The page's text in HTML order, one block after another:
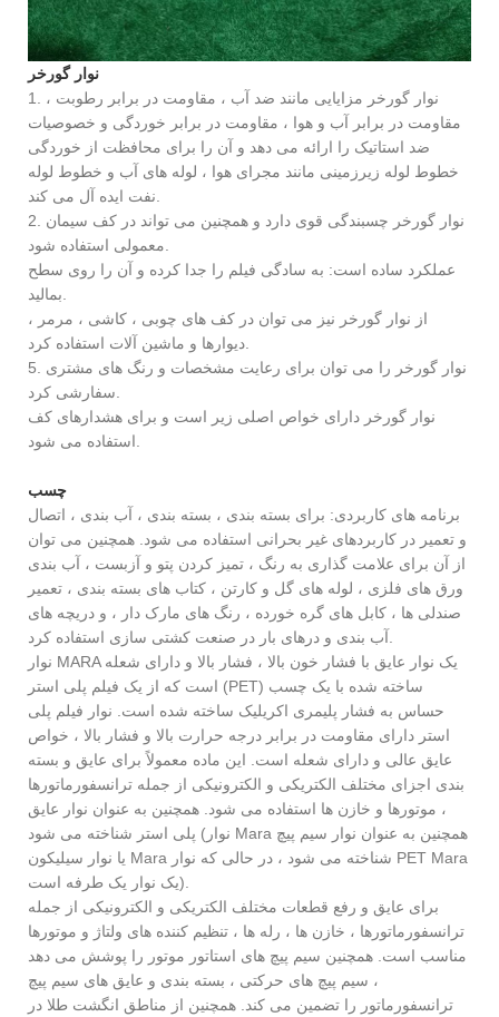
نوار گورخر
1. نوار گورخر مزایایی مانند ضد آب ، مقاومت در برابر رطوبت ،
مقاومت در برابر آب و هوا ، مقاومت در برابر خوردگی و خصوصیات
ضد استاتیک را ارائه می دهد و آن را برای محافظت از خوردگی
خطوط لوله زیرزمینی مانند مجرای هوا ، لوله های آب و خطوط لوله
نفت ایده آل می کند.
2. نوار گورخر چسبندگی قوی دارد و همچنین می تواند در کف سیمان
معمولی استفاده شود.
عملکرد ساده است: به سادگی فیلم را جدا کرده و آن را روی سطح
بمالید.
از نوار گورخر نیز می توان در کف های چوبی ، کاشی ، مرمر ،
دیوارها و ماشین آلات استفاده کرد.
5. نوار گورخر را می توان برای رعایت مشخصات و رنگ های مشتری
سفارشی کرد.
نوار گورخر دارای خواص اصلی زیر است و برای هشدارهای کف
استفاده می شود.
چسب
برنامه های کاربردی: برای بسته بندی ، بسته بندی ، آب بندی ، اتصال
و تعمیر در کاربردهای غیر بحرانی استفاده می شود. همچنین می توان
از آن برای علامت گذاری به رنگ ، تمیز کردن پتو و آزبست ، آب بندی
ورق های فلزی ، لوله های گل و کارتن ، کتاب های بسته بندی ، تعمیر
صندلی ها ، کابل های گره خورده ، رنگ های مارک دار ، و دریچه های
آب بندی و درهای بار در صنعت کشتی سازی استفاده کرد.
نوار MARA یک نوار عایق با فشار خون بالا ، فشار بالا و دارای شعله
است که از یک فیلم پلی استر (PET) ساخته شده با یک چسب
حساس به فشار پلیمری اکریلیک ساخته شده است. نوار فیلم پلی
استر دارای مقاومت در برابر درجه حرارت بالا و فشار بالا ، خواص
عایق عالی و دارای شعله است. این ماده معمولاً برای عایق و بسته
بندی اجزای مختلف الکتریکی و الکترونیکی از جمله ترانسفورماتورها
، موتورها و خازن ها استفاده می شود. همچنین به عنوان نوار عایق
پلی استر شناخته می شود (نوار Mara همچنین به عنوان نوار سیم پیچ
یا نوار سیلیکون Mara شناخته می شود ، در حالی که نوار PET Mara
یک نوار یک طرفه است).
برای عایق و رفع قطعات مختلف الکتریکی و الکترونیکی از جمله
ترانسفورماتورها ، خازن ها ، رله ها ، تنظیم کننده های ولتاژ و موتورها
مناسب است. همچنین سیم پیچ های استاتور موتور را پوشش می دهد
، سیم پیچ های حرکتی ، بسته بندی و عایق های سیم پیچ
ترانسفورماتور را تضمین می کند. همچنین از مناطق انگشت طلا در